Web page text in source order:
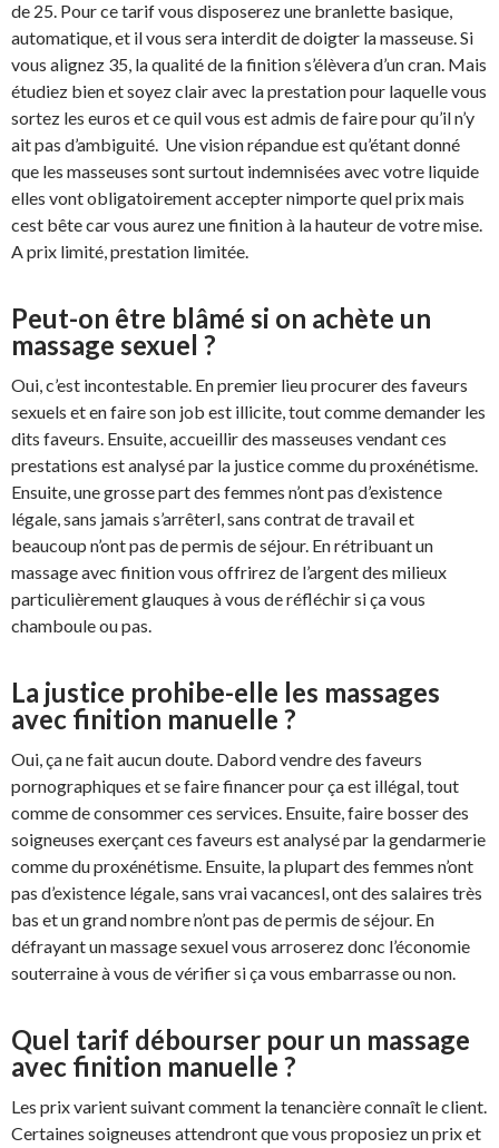
de 25. Pour ce tarif vous disposerez une branlette basique,
automatique, et il vous sera interdit de doigter la masseuse. Si
vous alignez 35, la qualité de la finition s’élèvera d’un cran. Mais
étudiez bien et soyez clair avec la prestation pour laquelle vous
sortez les euros et ce quil vous est admis de faire pour qu’il n’y
ait pas d’ambiguité. Une vision répandue est qu’étant donné
que les masseuses sont surtout indemnisées avec votre liquide
elles vont obligatoirement accepter nimporte quel prix mais
cest bête car vous aurez une finition à la hauteur de votre mise.
A prix limité, prestation limitée.
Peut-on être blâmé si on achète un
massage sexuel ?
Oui, c’est incontestable. En premier lieu procurer des faveurs
sexuels et en faire son job est illicite, tout comme demander les
dits faveurs. Ensuite, accueillir des masseuses vendant ces
prestations est analysé par la justice comme du proxénétisme.
Ensuite, une grosse part des femmes n’ont pas d’existence
légale, sans jamais s’arrêterl, sans contrat de travail et
beaucoup n’ont pas de permis de séjour. En rétribuant un
massage avec finition vous offrirez de l’argent des milieux
particulièrement glauques à vous de réfléchir si ça vous
chamboule ou pas.
La justice prohibe-elle les massages
avec finition manuelle ?
Oui, ça ne fait aucun doute. Dabord vendre des faveurs
pornographiques et se faire financer pour ça est illégal, tout
comme de consommer ces services. Ensuite, faire bosser des
soigneuses exerçant ces faveurs est analysé par la gendarmerie
comme du proxénétisme. Ensuite, la plupart des femmes n’ont
pas d’existence légale, sans vrai vacancesl, ont des salaires très
bas et un grand nombre n’ont pas de permis de séjour. En
défrayant un massage sexuel vous arroserez donc l’économie
souterraine à vous de vérifier si ça vous embarrasse ou non.
Quel tarif débourser pour un massage
avec finition manuelle ?
Les prix varient suivant comment la tenancière connaît le client.
Certaines soigneuses attendront que vous proposiez un prix et